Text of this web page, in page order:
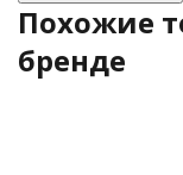
Похожие
бренде